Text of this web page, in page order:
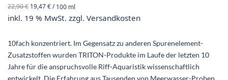
Preis war:
22,90€ 19,47€/100 ml
inkl. 19 % MwSt. zzgl.Versandkosten
10fach konzentriert. Im Gegensatz zu anderen Spurenelement-
Zusatzstoffen wurden TRITON-Produkte im Laufe der letzten 10
Jahre für die anspruchsvolle Riff-Aquaristik wissenschaftlich
entwickelt. Die Erfahrung aus Tausenden von Meerwasser-Proben